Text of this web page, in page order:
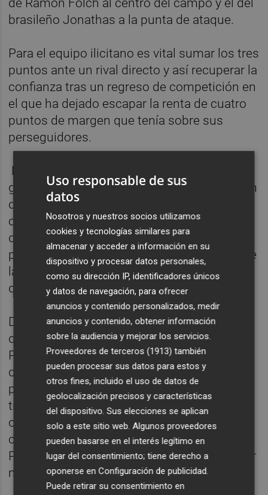
brasileño Jonathas a la punta de ataque.
Para el equipo ilicitano es vital sumar los tres
puntos ante un rival directo y así recuperar la
confianza tras un regreso de competición en
el que ha dejado escapar la renta de cuatro
puntos de margen que tenía sobre sus
perseguidores.
Ni los ilicitanos ni los gerundenses han
ganado ninguno de los dos partidos que han
disputado desde que se retomó la
competición, así que afrontan el encuentro
que abrirá la 34ª jornada de la categoría de
plata con la necesidad de dar un golpe sobre
la mesa y de lograr un triunfo de prestigio
que les permita recuperar la confianza.
Después de firmar dos empates a cero más
que discretos ante la Unión Deportiva Las
Palmas y el Racing de Santander, el Girona
de Josep Lluís Martí está obligado a dar un
paso hacia adelante y a empezar a sumar de
tres en tres no solo para apurar sus
opciones, ya casi inexistentes, de acabar el
curso entre los dos primeros y ascender a
Primera de forma directa, sino para no poner
más en riesgo su billete para el 'playoff'.
Uso responsable de sus
datos
Nosotros y nuestros socios utilizamos
cookies y tecnologías similares para
almacenar y acceder a información en su
dispositivo y procesar datos personales,
como su dirección IP, identificadores únicos
y datos de navegación, para ofrecer
anuncios y contenido personalizados, medir
anuncios y contenido, obtener información
sobre la audiencia y mejorar los servicios.
Proveedores de terceros (1913) también
pueden procesar sus datos para estos y
otros fines, incluido el uso de datos de
geolocalización precisos y características
del dispositivo. Sus elecciones se aplican
solo a este sitio web. Algunos proveedores
pueden basarse en el interés legítimo en
lugar del consentimiento; tiene derecho a
oponerse enConfiguración de publicidad.
Puede retirar su consentimiento en